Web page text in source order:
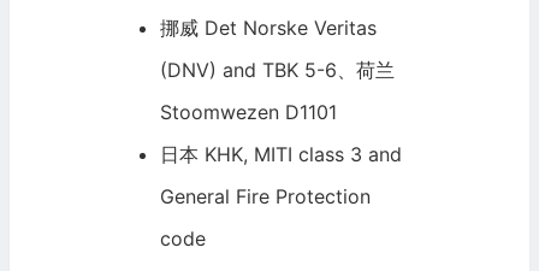
挪威 Det Norske Veritas
(DNV) and TBK 5-6、荷兰
Stoomwezen D1101
日本 KHK, MITI class 3 and
General Fire Protection
code